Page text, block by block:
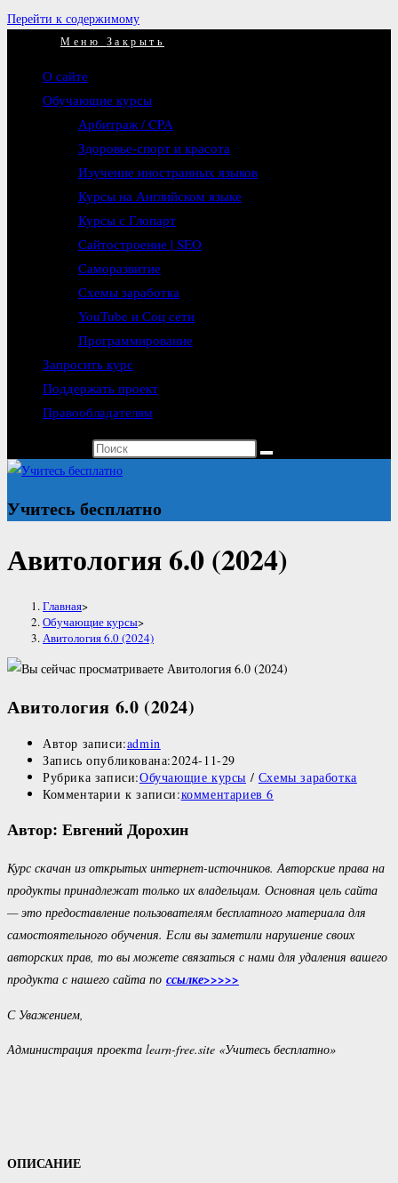
Перейти к содержимому
Меню Закрыть
О сайте
Обучающие курсы
Арбитраж / CPA
Здоровье-спорт и красота
Изучение иностранных языков
Курсы на Английском языке
Курсы с Глопарт
Сайтостроение | SEO
Саморазвитие
Схемы заработка
YouTube и Соц сети
Программирование
Запросить курс
Поддержать проект
Правообладателям
Учитесь бесплатно
Авитология 6.0 (2024)
Главная>
Обучающие курсы>
Авитология 6.0 (2024)
Авитология 6.0 (2024)
Автор записи:admin
Запись опубликована:2024-11-29
Рубрика записи:Обучающие курсы / Схемы заработка
Комментарии к записи:комментариев 6
Автор: Евгений Дорохин
Курс скачан из открытых интернет-источников. Авторские права на
продукты принадлежат только их владельцам. Основная цель сайта
— это предоставление пользователям бесплатного материала для
самостоятельного обучения. Если вы заметили нарушение своих
авторских прав, то вы можете связаться с нами для удаления вашего
продукта с нашего сайта по ссылке>>>>>
С Уважением,
Администрация проекта learn-free.site «Учитесь бесплатно»
ОПИСАНИЕ